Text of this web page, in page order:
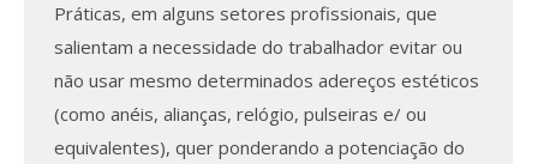
Práticas, em alguns setores profissionais, que
salientam a necessidade do trabalhador evitar ou
não usar mesmo determinados adereços estéticos
(como anéis, alianças, relógio, pulseiras e/ ou
equivalentes), quer ponderando a potenciação do